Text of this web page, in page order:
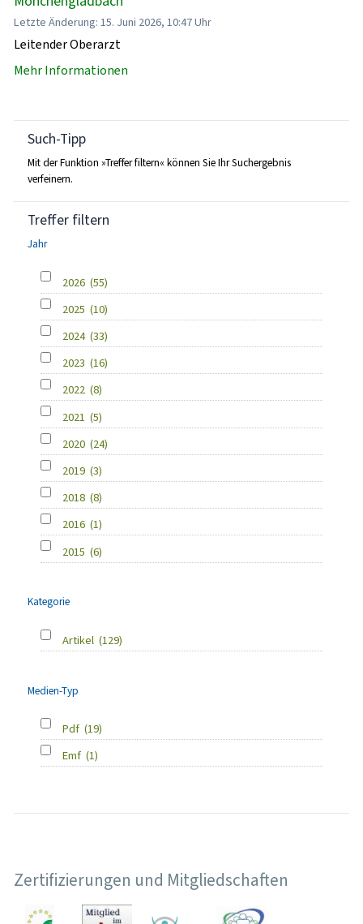
Letzte Änderung: 15. Juni 2026, 10:47 Uhr
Leitender Oberarzt
Mehr Informationen
Such-Tipp
Mit der Funktion »Treffer filtern« können Sie Ihr Suchergebnis
verfeinern.
Treffer filtern
Jahr
2026 (55)
2025 (10)
2024 (33)
2023 (16)
2022 (8)
2021 (5)
2020 (24)
2019 (3)
2018 (8)
2016 (1)
2015 (6)
Kategorie
Artikel (129)
Medien-Typ
Pdf (19)
Emf (1)
Zertifizierungen und Mitgliedschaften